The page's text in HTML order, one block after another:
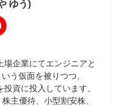
ゆう)
企業にてエンジニアと
う仮面を被りつつ、
資に投入しています。
主優待、小型割安株、